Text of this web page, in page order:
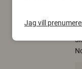
Jag vill